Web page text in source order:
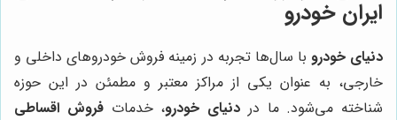
ایران خودرو
دنیای خودرو با سال‌ها تجربه در زمینه فروش خودروهای داخلی و
خارجی، به عنوان یکی از مراکز معتبر و مطمئن در این حوزه
شناخته می‌شود. ما در دنیای خودرو، خدماتفروش اقساطی